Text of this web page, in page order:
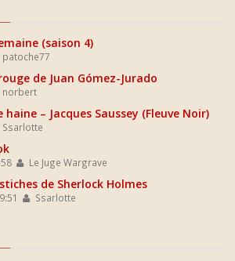
(saison 4)
patoche77
de Juan Gómez-Jurado
norbert
– Jacques Saussey (Fleuve Noir)
Ssarlotte
Le Juge Wargrave
de Sherlock Holmes
Ssarlotte